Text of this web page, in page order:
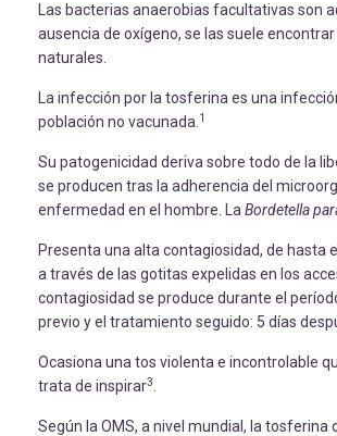
Las bacterias anaerobias facultativas
ausencia de oxígeno, se las suele
naturales.
La infección por la tosferina es una
población no vacunada. 1
Su patogenicidad deriva sobre todo de la
se producen tras la adherencia del
enfermedad en el hombre. La Bordetella
Presenta una alta contagiosidad, de hasta
a través de las gotitas expelidas en los
contagiosidad se produce durante el
previo y el tratamiento seguido: 5 días
Ocasiona una tos violenta e incontrolable
trata de inspirar3
Según la OMS, a nivel mundial, la